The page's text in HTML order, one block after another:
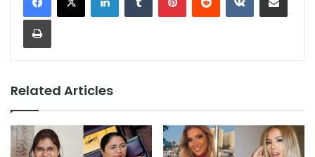
Print
Related Articles